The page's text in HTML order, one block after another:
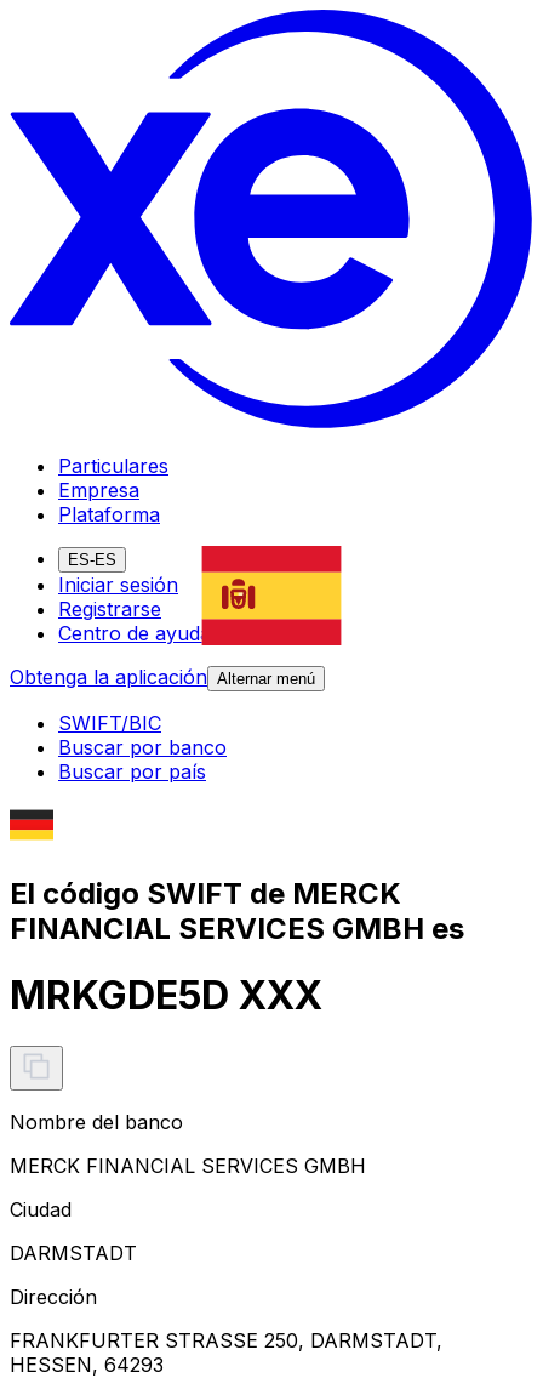
Particulares
Empresa
Plataforma
ES-ES
Iniciar sesión
Registrarse
Centro de ayuda
Obtenga la aplicación Alternar menú
SWIFT/BIC
Buscar por banco
Buscar por país
El código SWIFT de MERCK
FINANCIAL SERVICES GMBH es
MRKGDE5D XXX
Nombre del banco
MERCK FINANCIAL SERVICES GMBH
Ciudad
DARMSTADT
Dirección
FRANKFURTER STRASSE 250, DARMSTADT,
HESSEN, 64293